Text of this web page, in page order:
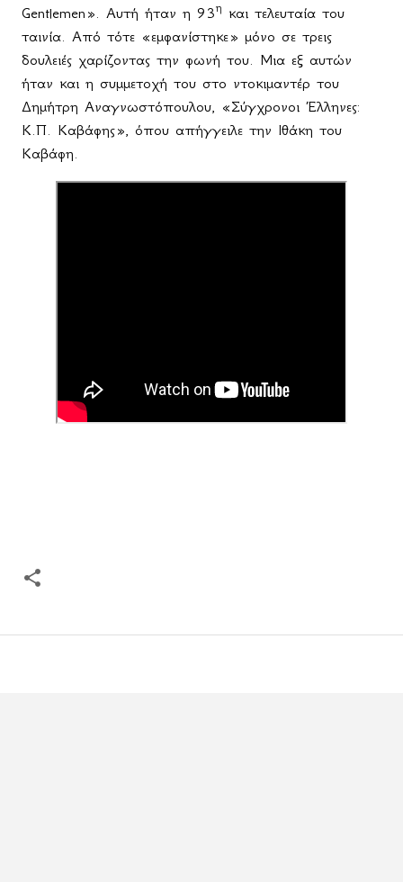
Gentlemen ». Αυτή ήταν η 93η και τελευταία του
ταινία. Από τότε «εμφανίστηκε» μόνο σε τρεις
δουλειές χαρίζοντας την φωνή του. Μια εξ αυτών
ήταν και η συμμετοχή του στο ντοκιμαντέρ του
Δημήτρη Αναγνωστόπουλου, «Σύγχρονοι Έλληνες:
Κ.Π. Καβάφης», όπου απήγγειλε την Ιθάκη του
Καβάφη.